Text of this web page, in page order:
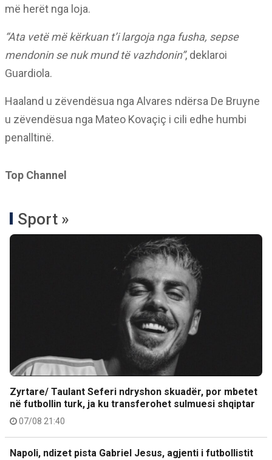
më herët nga loja.
“Ata vetë më kërkuan t’i largoja nga fusha, sepse
mendonin se nuk mund të vazhdonin”, deklaroi
Guardiola.
Haaland u zëvendësua nga Alvares ndërsa De Bruyne
u zëvendësua nga Mateo Kovaçiç i cili edhe humbi
penalltinë.
Top Channel
Sport »
Zyrtare/ Taulant Seferi ndryshon skuadër, por mbetet
në futbollin turk, ja ku transferohet sulmuesi shqiptar
07/08 21:40
Napoli, ndizet pista Gabriel Jesus, agjenti i futbollistit